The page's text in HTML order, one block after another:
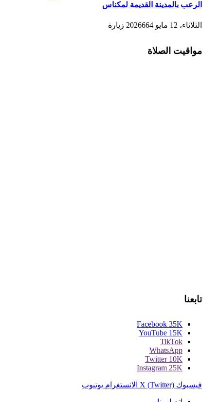
الرعب بالمدينة القديمة لمكناس
الثلاثاء، 12 مايو 2026 664 زيارة
مواقيت الصلاة
تابعنا
Facebook 35K
YouTube 15K
TikTok
WhatsApp
Twitter 10K
Instagram 25K
فيسبوك X (Twitter) الانستغرام يوتيوب